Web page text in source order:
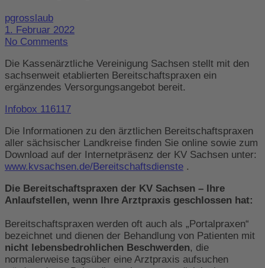
pgrosslaub
1. Februar 2022
No Comments
Die Kassenärztliche Vereinigung Sachsen stellt mit den
sachsenweit etablierten Bereitschaftspraxen ein
ergänzendes Versorgungsangebot bereit.
Infobox 116117
Die Informationen zu den ärztlichen Bereitschaftspraxen
aller sächsischer Landkreise finden Sie online sowie zum
Download auf der Internetpräsenz der KV Sachsen unter:
www.kvsachsen.de/Bereitschaftsdienste .
Die Bereitschaftspraxen der KV Sachsen – Ihre
Anlaufstellen, wenn Ihre Arztpraxis geschlossen hat:
Bereitschaftspraxen werden oft auch als „Portalpraxen“
bezeichnet und dienen der Behandlung von Patienten mit
nicht lebensbedrohlichen Beschwerden, die
normalerweise tagsüber eine Arztpraxis aufsuchen